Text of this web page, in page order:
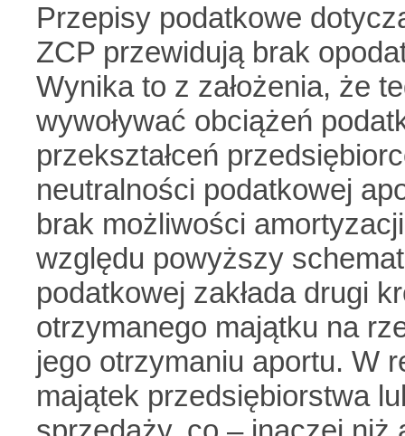
Przepisy podatkowe
ZCP przewidują brak
Wynika to z założenia, że
wywoływać obciążeń
przekształceń
neutralności podatkowej
brak możliwości
względu powyższy
podatkowej zakłada drugi
otrzymanego majątku na
jego otrzymaniu aportu. W
majątek przedsiębiorstwa